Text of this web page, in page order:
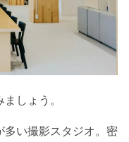
しょう。
多い撮影スタジオ。密